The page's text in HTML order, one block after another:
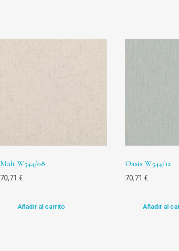
Malt W544/08
70,71 €
Añadir al carrito
Oasis W544/12
70,71 €
Añadir al